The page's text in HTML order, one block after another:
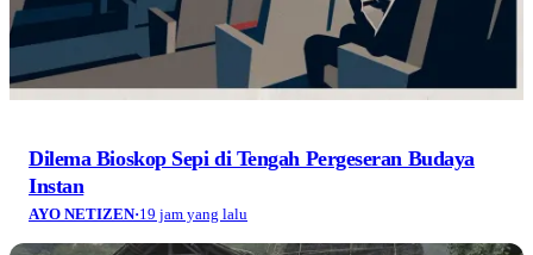
Dilema Bioskop Sepi di Tengah Pergeseran Budaya
Instan
AYO NETIZEN·19 jam yang lalu